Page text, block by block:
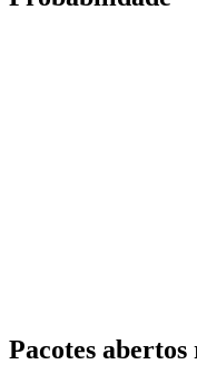
Pacotes